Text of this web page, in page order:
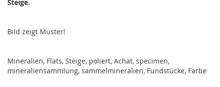
Steige.
Bild zeigt Muster!
Mineralien, Flats, Steige, poliert, Achat, specimen,
mineraliensammlung, sammelmineralien, Fundstücke, Farbe